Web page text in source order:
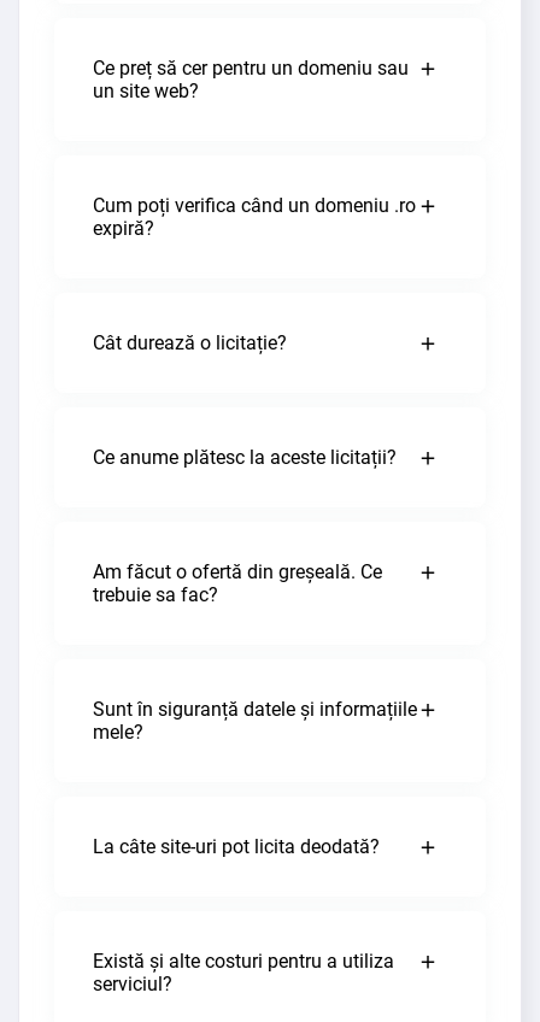
Ce preț să cer pentru un domeniu sau
un site web?
Cum poți verifica când un domeniu .ro
expiră?
Cât durează o licitație?
Ce anume plătesc la aceste licitații?
Am făcut o ofertă din greșeală. Ce
trebuie sa fac?
Sunt în siguranță datele și informațiile
mele?
La câte site-uri pot licita deodată?
Există și alte costuri pentru a utiliza
serviciul?